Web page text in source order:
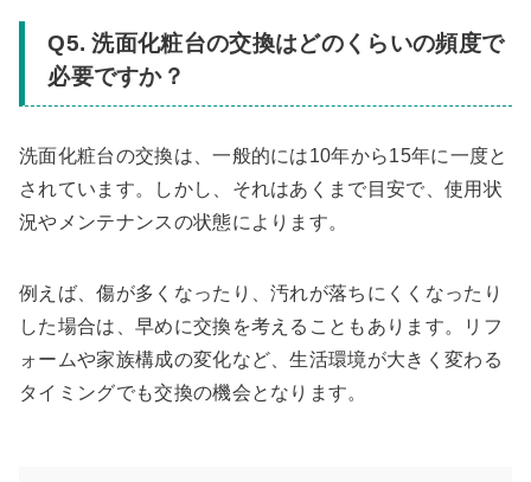
Q5. 洗面化粧台の交換はどのくらいの頻度で
必要ですか？
洗面化粧台の交換は、一般的には10年から15年に一度と
されています。しかし、それはあくまで目安で、使用状
況やメンテナンスの状態によります。
例えば、傷が多くなったり、汚れが落ちにくくなったり
した場合は、早めに交換を考えることもあります。リフ
ォームや家族構成の変化など、生活環境が大きく変わる
タイミングでも交換の機会となります。